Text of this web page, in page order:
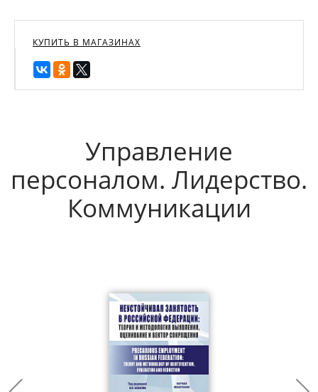
КУПИТЬ В МАГАЗИНАХ
Управление
персоналом. Лидерство.
Коммуникации